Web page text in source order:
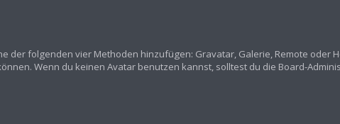
der folgenden vier Methoden hinzufügen: Gravatar, Galerie, Remote oder
Wenn du keinen Avatar benutzen kannst, solltest du die Board-